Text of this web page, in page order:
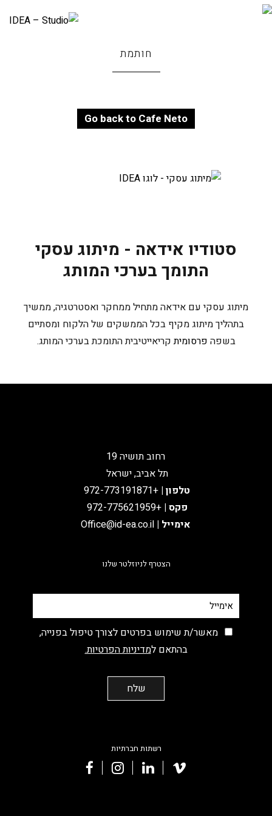
חותמת
Go back to Cafe Neto
סטודיו אידאה - מיתוג עסקי
התומך בערכי המותג
מיתוג עסקי עם אידאה מתחיל ממחקר ואסטרטגיה, ממשיך
בתהליך מיתוג מקיף בכל הממשקים של הלקוח ומסתיים
בשפה פרסומיתקריאייטיבית התומכת בערכי המותג.
רחוב תושיה 19
תל אביב, ישראל
טלפון|
+972-773191871
פקס | +972-775621959
אימייל |
הצטרף לניוזלטר שלנו
מאשר/ת שימוש בפרטים לצורך טיפול בפנייה,
בהתאם למדיניות הפרטיות.
רשתות חברתיות
facebookinstagramlinkedin